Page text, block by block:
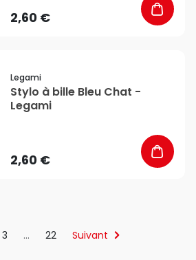
2,60 €
Legami
Stylo à bille Bleu Chat -
Legami
2,60 €
3 … 22 Suivant